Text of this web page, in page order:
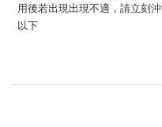
用後若出現出現不適，請立刻
以下